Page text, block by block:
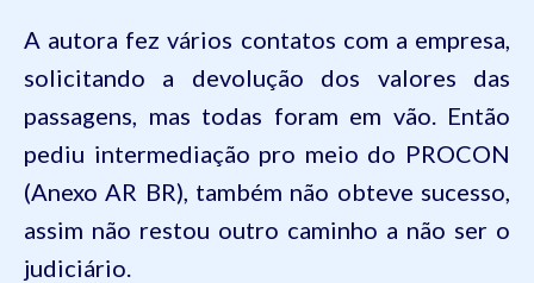
A autora fez vários contatos com a empresa,
solicitando a devolução dos valores das
passagens, mas todas foram em vão. Então
pediu intermediação pro meio do PROCON
(Anexo AR BR), também não obteve sucesso,
assim não restou outro caminho a não ser o
judiciário.